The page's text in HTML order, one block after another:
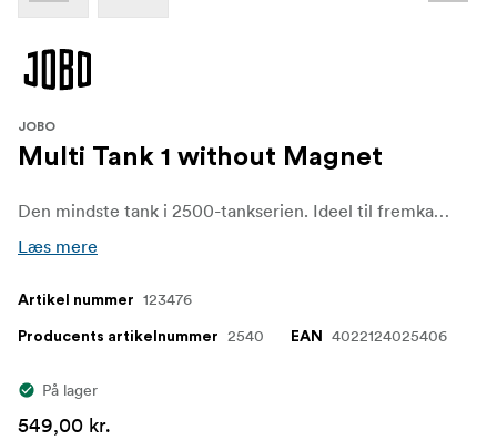
JOBO
Multi Tank 1 without Magnet
Den mindste tank i 2500-tankserien. Ideel til fremkaldelse af testfilm med lidt kemi.
Læs mere
Artikel nummer 123476
Producents artikelnummer 2540 EAN 4022124025406
På lager
549,00 kr.